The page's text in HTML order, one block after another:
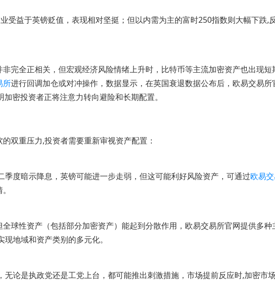
受益于英镑贬值，表现相对坚挺；但以内需为主的富时250指数则大幅下跌,
完全正相关，但宏观经济风险情绪上升时，比特币等主流加密资产也出现短
所进行回调加仓或对冲操作，数据显示，在英国衰退数据公布后，欧易交易所
密投资者正将注意力转向避险和长期配置。
双重压力,投资者需要重新审视资产配置：
季度暗示降息，英镑可能进一步走弱，但这可能利好风险资产，可通过欧易
球性资产（包括部分加密资产）能起到分散作用，欧易交易所官网提供多种
地域和资产类别的多元化。
无论是执政党还是工党上台，都可能推出刺激措施，市场提前反应时,加密市